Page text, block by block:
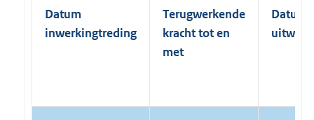
Datum
inwerkingtreding
Terugwerkende
kracht tot en
met
Datum